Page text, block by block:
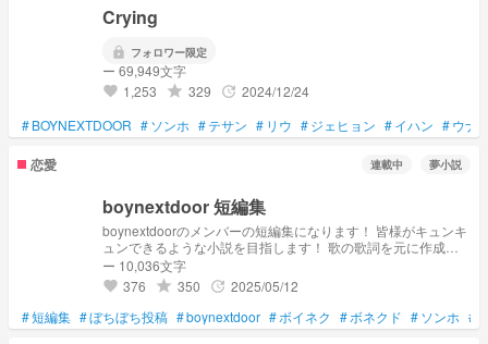
Crying
lock フォロワー限定
ー 69,949文字
favorite 1,253 grade 329 update 2024/12/24
#BOYNEXTDOOR #ソンホ #テサン # リウ #ジェヒョン #イハン #ウナ
恋愛 連載中 夢小説
boynextdoor 短編集
boynextdoorのメンバーの短編集になります！ 皆様がキュンキ
ュンできるような小説を目指します！ 歌の歌詞を元に作成し
ています！ 歌の和訳も一緒にチェックしていただくと、より
作品を味わえるようになっているのでぜひぜひみなさんチェッ
クしてみてください^^
ー 10,036文字
favorite 376 grade 350 update 2025/05/12
#短編集 #ぼちぼち投稿 #boynextdoor #ボイネク #ボネクド #ソンホ #